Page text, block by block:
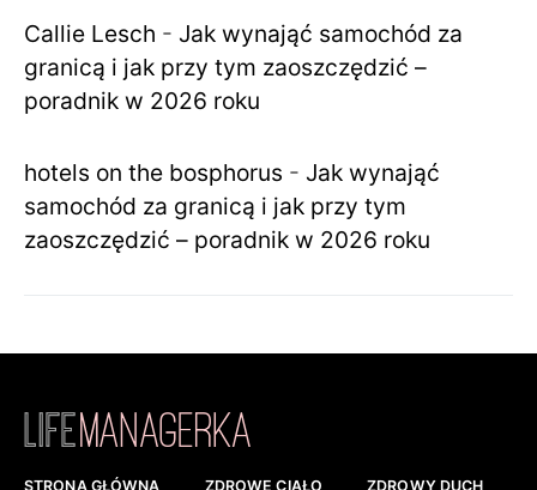
Callie Lesch - Jak wynająć samochód za
granicą i jak przy tym zaoszczędzić –
poradnik w 2026 roku
hotels on the bosphorus - Jak wynająć
samochód za granicą i jak przy tym
zaoszczędzić – poradnik w 2026 roku
STRONA GŁÓWNA ZDROWE CIAŁO ZDROWY DUCH